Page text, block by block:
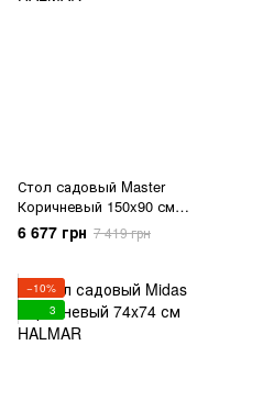
Стол садовый Master
Коричневый 150x90 см
HALMAR
6 677 грн 7 419 грн
−10%
3